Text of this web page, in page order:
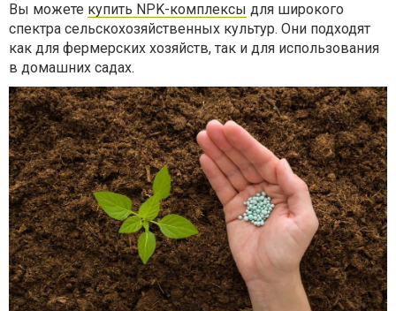
Вы можете купить NPK-комплексы для широкого
спектра сельскохозяйственных культур. Они подходят
как для фермерских хозяйств, так и для использования
в домашних садах.